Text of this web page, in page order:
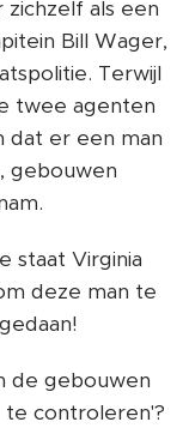
als een
Bill Wager,
Terwijl
twee agenten
dat er een man
gebouwen
staat Virginia
deze man te
de gebouwen
te controleren'?